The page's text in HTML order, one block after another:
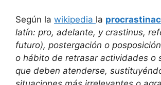
Según la wikipedia la
latín: pro, adelante, y crastinus,
futuro), postergación o
o hábito de retrasar actividades o
que deben atenderse,